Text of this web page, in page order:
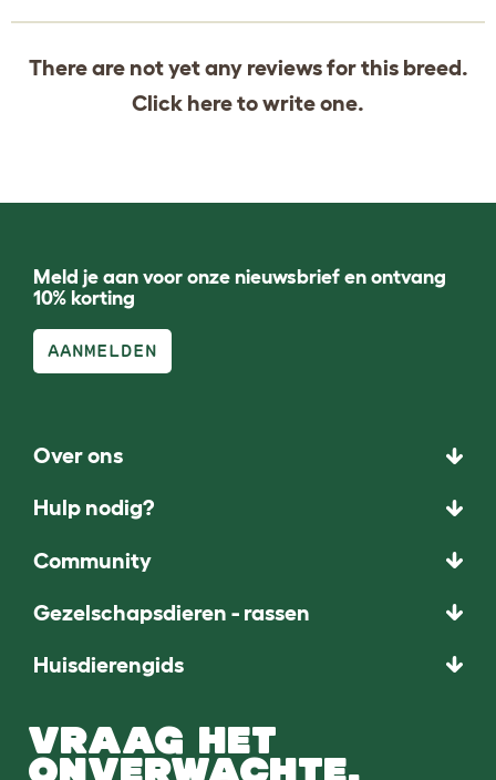
There are not yet any reviews for this breed.
Click hereto write one.
Meld je aan voor onze nieuwsbrief en ontvang
10% korting
AANMELDEN
Over ons
Hulp nodig?
Community
Gezelschapsdieren - rassen
Huisdierengids
VRAAG HET
ONVERWACHTE.